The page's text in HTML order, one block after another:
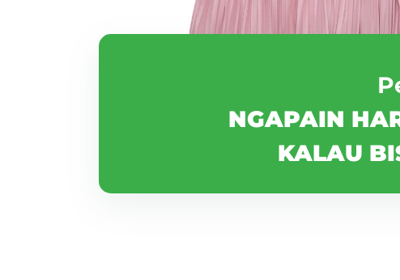
NGAPAIN
KALAU